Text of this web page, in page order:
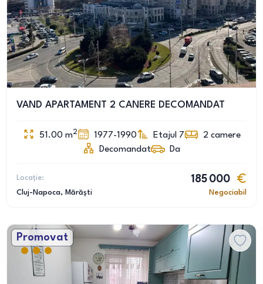
VAND APARTAMENT 2 CANERE DECOMANDAT
51.00 m2 1977-1990 Etajul 7 2 camere
Decomandat
Da
Locație:
Cluj-Napoca, Mărăști
185 000
Negociabil
Promovat